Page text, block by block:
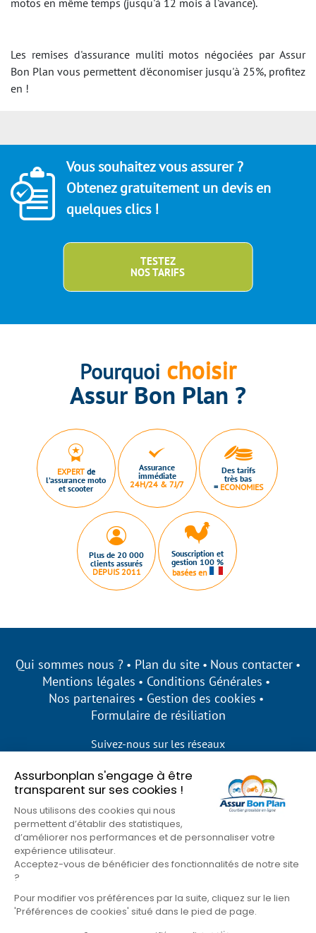
Assurbonplan s'engage à être
transparent sur ses cookies !
Nous utilisons des cookies qui nous
permettent d’établir des statistiques,
d’améliorer nos performances et de personnaliser votre
expérience utilisateur.
Acceptez-vous de bénéficier des fonctionnalités de notre site
?
Pour modifier vos préférences par la suite, cliquez sur le lien
'Préférences de cookies' situé dans le pied de page.
motos en même temps (jusqu'à 12 mois à l'avance).
Les remises d'assurance muliti motos négociées par Assur
Bon Plan vous permettent d'économiser jusqu'à 25%, profitez
en !
Vous souhaitez vous assurer ?
Obtenez gratuitement un devis en
quelques clics !
TESTEZ
NOS TARIFS
Pourquoi choisir
Assur Bon Plan ?
EXPERTde
l’assurance moto
et scooter
Assurance
immédiate
24H/24 & 7J/7
Des tarifs
très bas
= ECONOMIES
Plus de 20 000
clients assurés
DEPUIS 2011
Souscription et
gestion 100 %
basées en
Qui sommes nous ? Plan du site
Nous contacter
Mentions légales
Conditions Générales
Nos partenaires
Gestion des cookies
Formulaire de résiliation
Suivez-nous sur les réseaux